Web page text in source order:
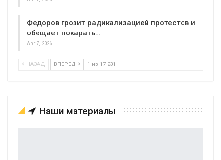
Федоров грозит радикализацией протестов и
обещает покарать…
Авг 7, 2026
НАЗАД ВПЕРЕД 1 из 17 231
Наши материалы